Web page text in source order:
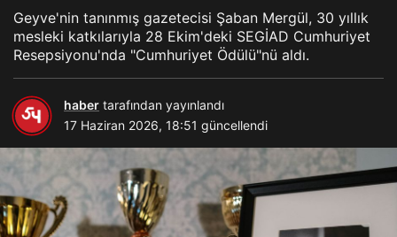
Geyve'nin tanınmış gazetecisi Şaban Mergül, 30 yıllık
mesleki katkılarıyla 28 Ekim'deki SEGİAD Cumhuriyet
Resepsiyonu'nda "Cumhuriyet Ödülü"nü aldı.
haber tarafından yayınlandı
17 Haziran 2026, 18:51 güncellendi